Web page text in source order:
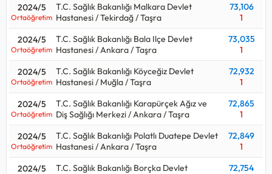
2024/5
Ortaöğretim
T.C. Sağlık Bakanlığı Malkara Devlet
Hastanesi / Tekirdağ / Taşra
73,106
1
2024/5
Ortaöğretim
T.C. Sağlık Bakanlığı Bala Ilçe Devlet
Hastanesi / Ankara / Taşra
73,035
1
2024/5
Ortaöğretim
T.C. Sağlık Bakanlığı Köyceğiz Devlet
Hastanesi / Muğla / Taşra
72,932
1
2024/5
Ortaöğretim
T.C. Sağlık Bakanlığı Karapürçek Ağız ve
Diş Sağlığı Merkezi / Ankara / Taşra
72,865
1
2024/5
Ortaöğretim
T.C. Sağlık Bakanlığı Polatlı Duatepe Devlet
Hastanesi / Ankara / Taşra
72,849
1
2024/5
T.C. Sağlık Bakanlığı Borçka Devlet
72,754